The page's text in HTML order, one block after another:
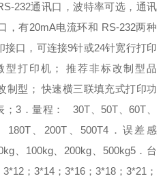
232通讯口，波特率可选，通讯
，有20mA电流环和 RS-232两种
接口，可连接9针或24针宽行打印
型打印机；推荐非标改制型品
制型；快速横三联填充式打印功
；3．量程：
30T、50T、60T、
180T、200T、500T4．误差感
、100kg、200kg、500kg5．台
；3*14；3*16；3*18；3*21；